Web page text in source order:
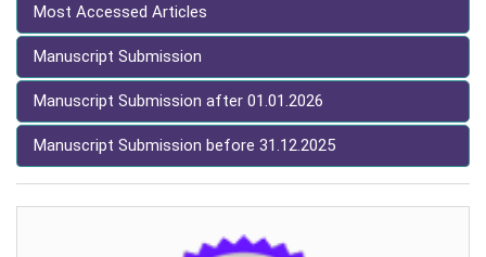
Most Accessed Articles
Manuscript Submission
Manuscript Submission after 01.01.2026
Manuscript Submission before 31.12.2025